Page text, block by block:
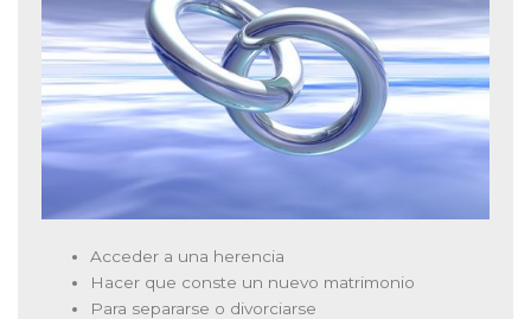
Acceder a una herencia
Hacer que conste un nuevo matrimonio
Para separarse o divorciarse